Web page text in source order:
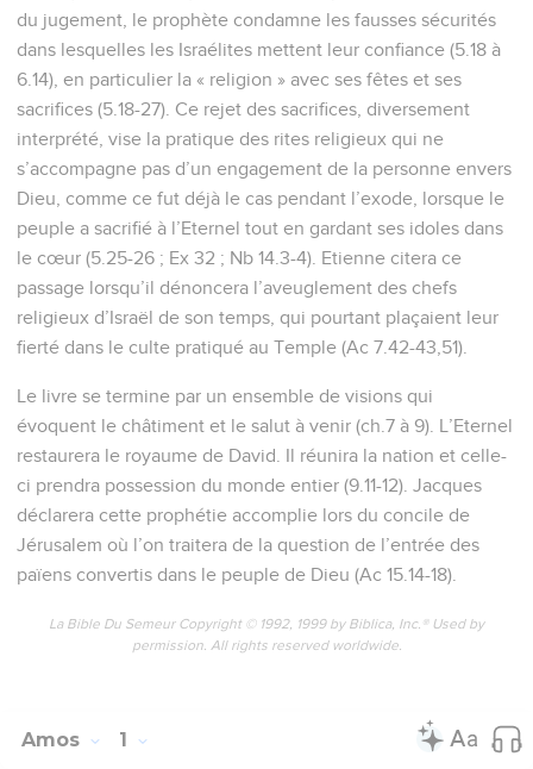
du jugement, le prophète condamne les fausses sécurités
dans lesquelles les Israélites mettent leur confiance (5.18 à
6.14), en particulier la « religion » avec ses fêtes et ses
sacrifices (5.18-27). Ce rejet des sacrifices, diversement
interprété, vise la pratique des rites religieux qui ne
s’accompagne pas d’un engagement de la personne envers
Dieu, comme ce fut déjà le cas pendant l’exode, lorsque le
peuple a sacrifié à l’Eternel tout en gardant ses idoles dans
le cœur (5.25-26 ; Ex 32 ; Nb 14.3-4). Etienne citera ce
passage lorsqu’il dénoncera l’aveuglement des chefs
religieux d’Israël de son temps, qui pourtant plaçaient leur
fierté dans le culte pratiqué au Temple (Ac 7.42-43,51).
Le livre se termine par un ensemble de visions qui
évoquent le châtiment et le salut à venir (ch.7 à 9). L’Eternel
restaurera le royaume de David. Il réunira la nation et celle-
ci prendra possession du monde entier (9.11-12). Jacques
déclarera cette prophétie accomplie lors du concile de
Jérusalem où l’on traitera de la question de l’entrée des
païens convertis dans le peuple de Dieu (Ac 15.14-18).
La Bible Du Semeur Copyright © 1992, 1999 by Biblica, Inc.® Used by
permission. All rights reserved worldwide.
Amos 1